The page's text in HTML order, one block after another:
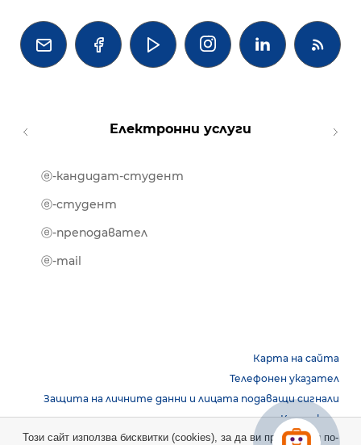
   
Електронни услуги
ⓔ-кандидат-студент
ⓔ-студент
ⓔ-преподавател
ⓔ-mail
Карта на сайта
Телефонен указател
Защита на личните данни и лицата подаващи сигнали
Контакти
Този сайт използва бисквитки (cookies), за да ви предостави по-